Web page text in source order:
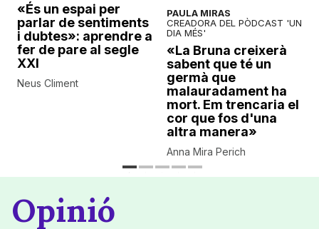
«És un espai per
parlar de sentiments
i dubtes»: aprendre a
fer de pare al segle
XXI
Neus Climent
PAULA MIRAS
CREADORA DEL PÒDCAST 'UN
DIA MÉS'
«La Bruna creixerà
sabent que té un
germà que
malauradament ha
mort. Em trencaria el
cor que fos d'una
altra manera»
Anna Mira Perich
Opinió